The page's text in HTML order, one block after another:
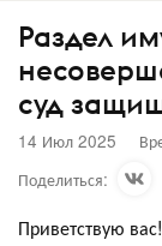
Раздел
суд
14 Июл 2025
Поделиться:
Приветствую